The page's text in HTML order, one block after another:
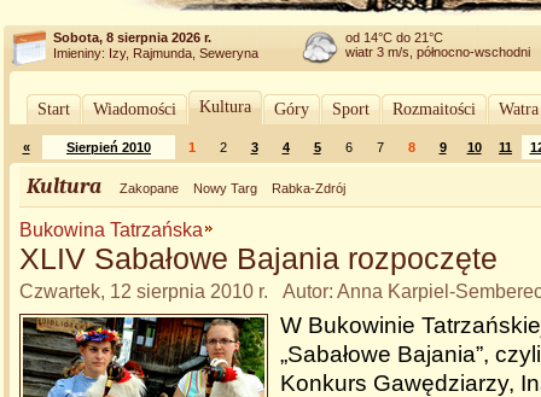
Sobota, 8 sierpnia 2026 r.
Imieniny: Izy, Rajmunda, Seweryna
od 14°C do 21°C
wiatr 3 m/s, północno-wschodni
Start Wiadomości Kultura Góry Sport Rozmaitości
« Sierpień 2010 1 2 3 4 5 6 7 8 9 10 11
Kultura Zakopane Nowy Targ Rabka-Zdrój
Bukowina Tatrzańska
XLIV Sabałowe Bajania rozpoczęte
Czwartek, 12 sierpnia 2010 r. Autor: Anna Karpiel-
W Bukowinie
„Sabałowe Bajania”,
Konkurs Gawędziarzy,